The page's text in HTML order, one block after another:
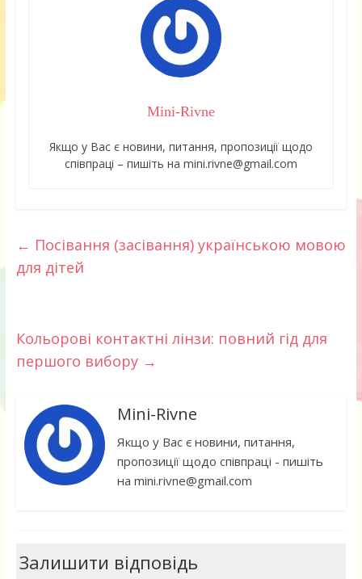
Mini-Rivne
Якщо у Вас є новини, питання, пропозиції щодо
співпраці – пишіть на mini.rivne@gmail.com
← Посівання (засівання) українською мовою
для дітей
Кольорові контактні лінзи: повний гід для
першого вибору →
Mini-Rivne
Якщо у Вас є новини, питання,
пропозиції щодо співпраці - пишіть
на mini.rivne@gmail.com
Залишити відповідь